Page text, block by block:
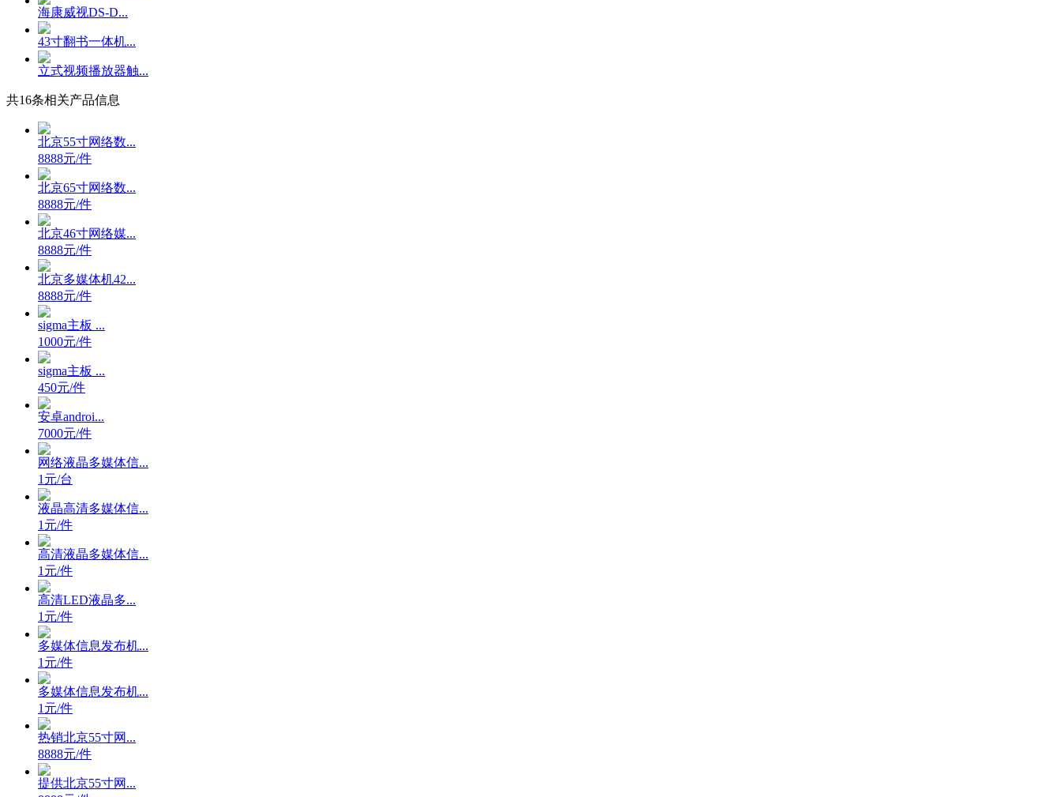
海康威视DS-D...
43寸翻书一体机...
立式视频播放器触...
共16条相关产品信息
北京55寸网络数...
8888元/件
北京65寸网络数...
8888元/件
北京46寸网络媒...
8888元/件
北京多媒体机42...
8888元/件
sigma主板 ...
1000元/件
sigma主板 ...
450元/件
安卓androi...
7000元/件
网络液晶多媒体信...
1元/台
液晶高清多媒体信...
1元/件
高清液晶多媒体信...
1元/件
高清LED液晶多...
1元/件
多媒体信息发布机...
1元/件
多媒体信息发布机...
1元/件
热销北京55寸网...
8888元/件
提供北京55寸网...